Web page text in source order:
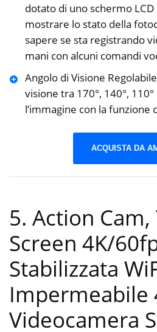
dotato di uno schermo
mostrare lo stato della
sapere se sta registrando
mani con alcuni comandi
Angolo di Visione
visione tra 170°, 140°,
l’immagine con la funzione
ACQUISTA DA
5. Action Cam,
Screen 4K/
Stabilizzata
Impermeabile
Videocamera